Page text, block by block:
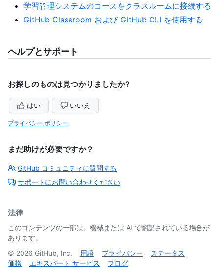
学習管理システムのコースをクラスルームに接続する
GitHub Classroom および GitHub CLI を使用する
ヘルプとサポート
お探しのものは見つかりましたか?
はい いいえ
プライバシー ポリシー
まだ助けが必要ですか？
GitHub コミュニティに質問する
サポートにお問い合わせください
法律
このコンテンツの一部は、機械または AI で翻訳されている場合が
あります。
© 2026 GitHub, Inc. 用語 プライバシー
ステータス
価格
エキスパート サービス ブログ